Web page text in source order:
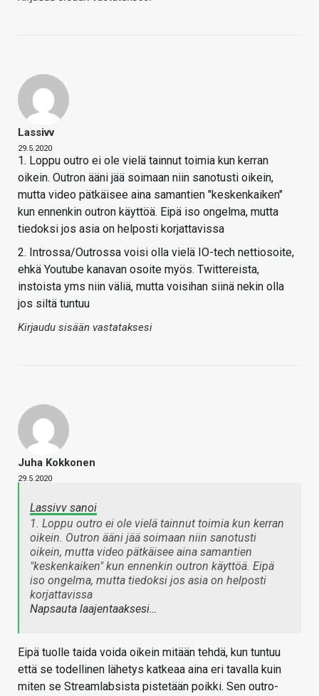
Lassivv
29.5.2020
1. Loppu outro ei ole vielä tainnut toimia kun kerran
oikein. Outron ääni jää soimaan niin sanotusti oikein,
mutta video pätkäisee aina samantien "keskenkaiken"
kun ennenkin outron käyttöä. Eipä iso ongelma, mutta
tiedoksi jos asia on helposti korjattavissa
2. Introssa/Outrossa voisi olla vielä IO-tech nettiosoite,
ehkä Youtube kanavan osoite myös. Twittereista,
instoista yms niin väliä, mutta voisihan siinä nekin olla
jos siltä tuntuu
Kirjaudu sisään vastataksesi
Juha Kokkonen
29.5.2020
Lassivv sanoi
1. Loppu outro ei ole vielä tainnut toimia kun kerran
oikein. Outron ääni jää soimaan niin sanotusti
oikein, mutta video pätkäisee aina samantien
"keskenkaiken" kun ennenkin outron käyttöä. Eipä
iso ongelma, mutta tiedoksi jos asia on helposti
korjattavissa
Napsauta laajentaaksesi…
Eipä tuolle taida voida oikein mitään tehdä, kun tuntuu
että se todellinen lähetys katkeaa aina eri tavalla kuin
miten se Streamlabsista pistetään poikki. Sen outro-